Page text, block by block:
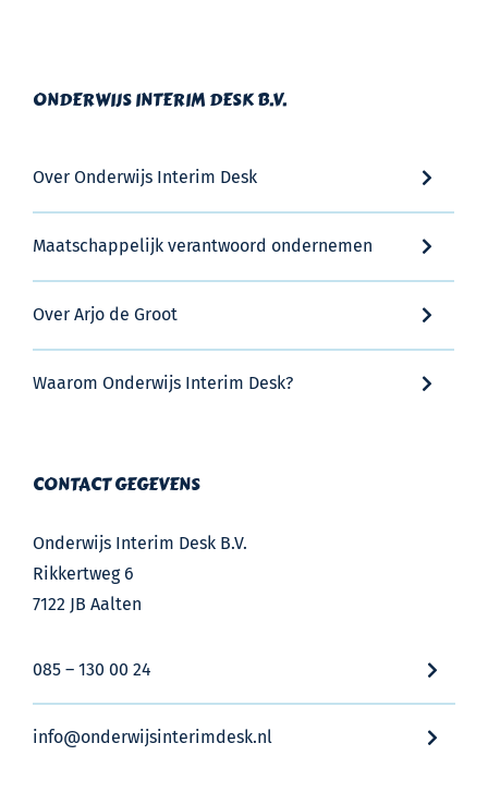
ONDERWIJS INTERIM DESK B.V.
Over Onderwijs Interim Desk
Maatschappelijk verantwoord ondernemen
Over Arjo de Groot
Waarom Onderwijs Interim Desk?
CONTACT GEGEVENS
Onderwijs Interim Desk B.V.
Rikkertweg 6
7122 JB Aalten
085 – 130 00 24
info@onderwijsinterimdesk.nl